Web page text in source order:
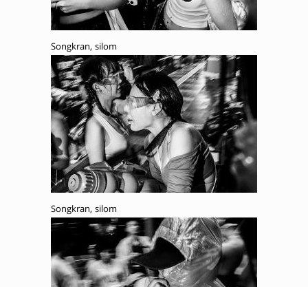
Songkran, silom
Songkran, silom